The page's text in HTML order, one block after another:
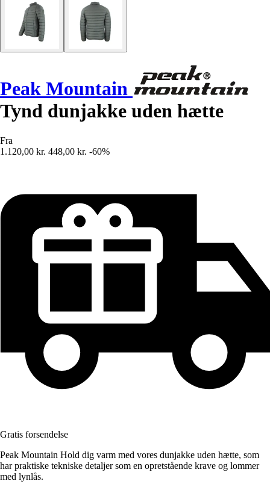
Peak Mountain
Tynd dunjakke uden hætte
Fra
1.120,00 kr. 448,00 kr. -60%
Gratis forsendelse
Peak Mountain Hold dig varm med vores dunjakke uden hætte, som
har praktiske tekniske detaljer som en opretstående krave og lommer
med lynlås.